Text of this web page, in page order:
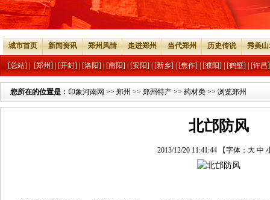
城市首页 新闻资讯 郑州风情 走进郑州 当代郑州 历史传说 秀美
[总站] [郑州] [开封] [洛阳] [南阳] [安阳] [新乡] [焦作] [濮阳] [鹤壁] [许昌]
您所在的位置是： 印象河南网 >> 郑州 >> 郑州特产 >> 药材类 >> 浏览郑州
北邙防风
2013/12/20 11:41:44 【字体： 大 中